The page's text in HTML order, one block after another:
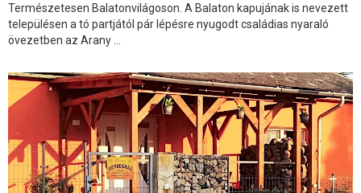
Természetesen Balatonvilágoson. A Balaton kapujának is nevezett
településen a tó partjától pár lépésre nyugodt családias nyaraló
övezetben az Arany ...